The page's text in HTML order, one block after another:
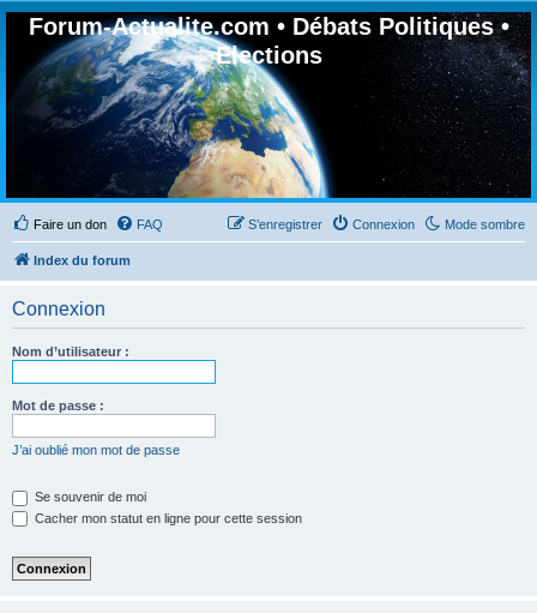
Forum-Actualite.com • Débats Politiques •
Elections
Faire un don Mode sombre
FAQ Connexion
S’enregistrer
Index du forum
Connexion
Nom d’utilisateur :
Mot de passe :
J’ai oublié mon mot de passe
Se souvenir de moi
Cacher mon statut en ligne pour cette session